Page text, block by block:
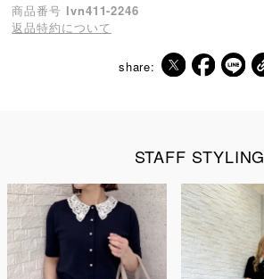
商品番号 lvn411-2246
返品特約について
share:
STAFF STYLING